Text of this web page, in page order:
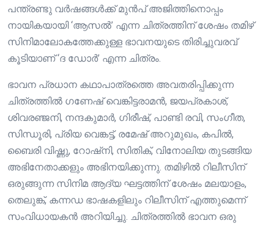
പന്ത്രണ്ടു വർഷങ്ങൾക്ക് മുൻപ് അജിത്തിനൊപ്പം
നായികയായി ‘ആസൽ’ എന്ന ചിത്രത്തിന് ശേഷം തമിഴ്
സിനിമാലോകത്തേക്കുള്ള ഭാവനയുടെ തിരിച്ചുവരവ്
കൂടിയാണ് ‘ദ ഡോർ’ എന്ന ചിത്രം.
ഭാവന പ്രധാന കഥാപാത്രത്തെ അവതരിപ്പിക്കുന്ന
ചിത്രത്തിൽ ഗണേഷ് വെങ്കിട്ടരാമൻ, ജയപ്രകാശ്,
ശിവരഞ്ജനി, നന്ദകുമാർ, ഗിരീഷ്, പാണ്ടി രവി, സംഗീത,
സിന്ധൂരി, പ്രിയ വെങ്കട്ട്, രമേഷ് അറുമുഖം, കപിൽ,
ബൈരി വിഷ്ണു, റോഷ്‌നി, സിതിക്, വിനോലിയ തുടങ്ങിയ
അഭിനേതാക്കളും അഭിനയിക്കുന്നു. തമിഴിൽ റിലീസിന്
ഒരുങ്ങുന്ന സിനിമ ആദ്യ ഘട്ടത്തിന് ശേഷം മലയാളം,
തെലുങ്ക്, കന്നഡ ഭാഷകളിലും റിലീസിന് എത്തുമെന്ന്
സംവിധായകൻ അറിയിച്ചു. ചിത്രത്തിൽ ഭാവന ഒരു